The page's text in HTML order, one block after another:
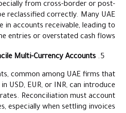
from cross-border or post-
reclassified correctly. Many UAE
in accounts receivable, leading to
entries or overstated cash flows.
Multi-Currency Accounts
common among UAE firms that
USD, EUR, or INR, can introduce
Reconciliation must account
especially when settling invoices